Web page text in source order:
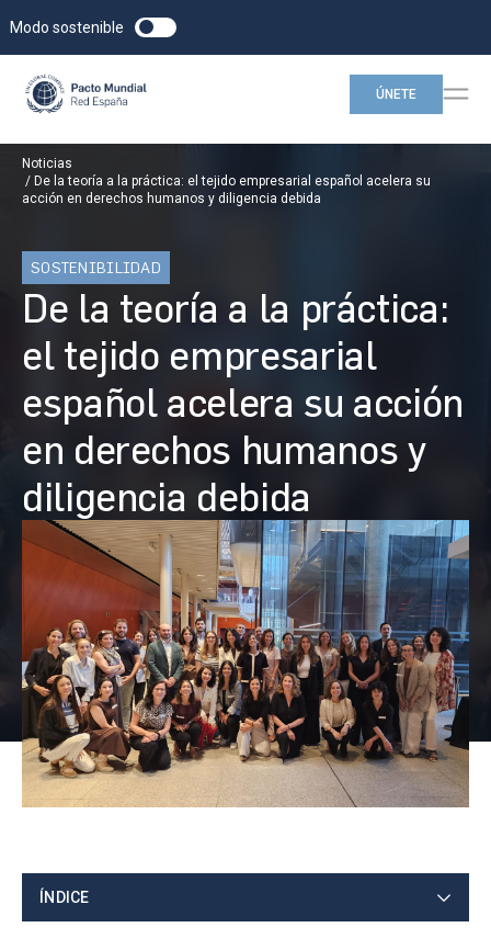
Modo sostenible
ÚNETE
Noticias
De la teoría a la práctica: el tejido empresarial español acelera su
acción en derechos humanos y diligencia debida
SOSTENIBILIDAD
De la teoría a la práctica:
el tejido empresarial
español acelera su acción
en derechos humanos y
diligencia debida
ÍNDICE